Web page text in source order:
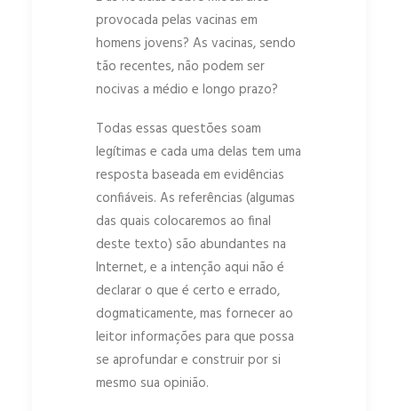
provocada pelas vacinas em
homens jovens? As vacinas, sendo
tão recentes, não podem ser
nocivas a médio e longo prazo?
Todas essas questões soam
legítimas e cada uma delas tem uma
resposta baseada em evidências
confiáveis. As referências (algumas
das quais colocaremos ao final
deste texto) são abundantes na
Internet, e a intenção aqui não é
declarar o que é certo e errado,
dogmaticamente, mas fornecer ao
leitor informações para que possa
se aprofundar e construir por si
mesmo sua opinião.